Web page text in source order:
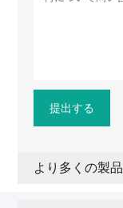
提出する
より多くの製品